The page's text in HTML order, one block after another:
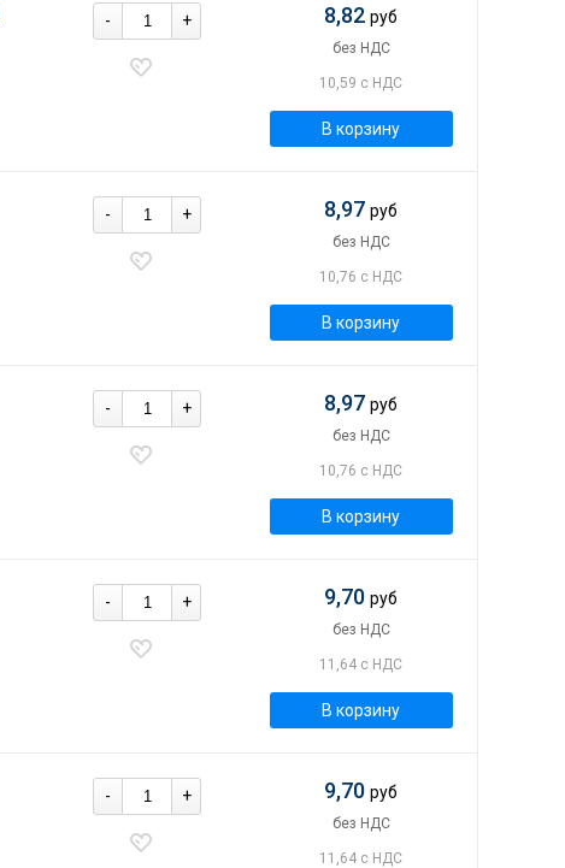
- + 8,82руб
без НДС
10,59 с НДС
В корзину
- + 8,97руб
без НДС
10,76 с НДС
В корзину
- + 8,97руб
без НДС
10,76 с НДС
В корзину
- + 9,70руб
без НДС
11,64 с НДС
В корзину
- + 9,70руб
без НДС
11,64 с НДС